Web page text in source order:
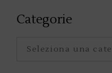
Categorie